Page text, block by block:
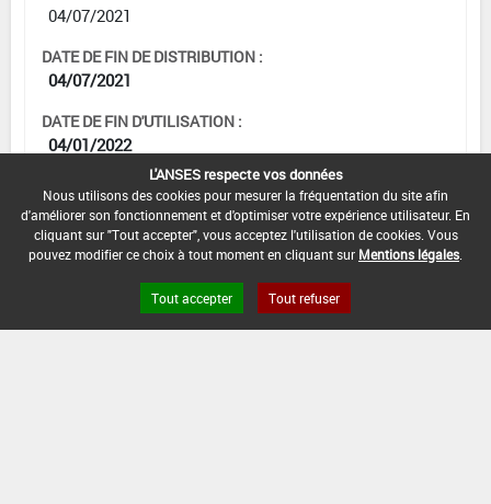
04/07/2021
DATE DE FIN DE DISTRIBUTION :
04/07/2021
DATE DE FIN D'UTILISATION :
04/01/2022
[12703207] Vigne*Trt Part.Aer.*Rougeot
parasitaire
NOMBRE MAX
D'APPLICATION
DÉLAIS AVANT
RÉCOLTE
L'ANSES respecte vos données
Nous utilisons des cookies pour mesurer la fréquentation du site afin
d'améliorer son fonctionnement et d'optimiser votre expérience utilisateur. En
cliquant sur "Tout accepter", vous acceptez l'utilisation de cookies. Vous
pouvez modifier ce choix à tout moment en cliquant sur Mentions légales
Tout accepter Tout refuser